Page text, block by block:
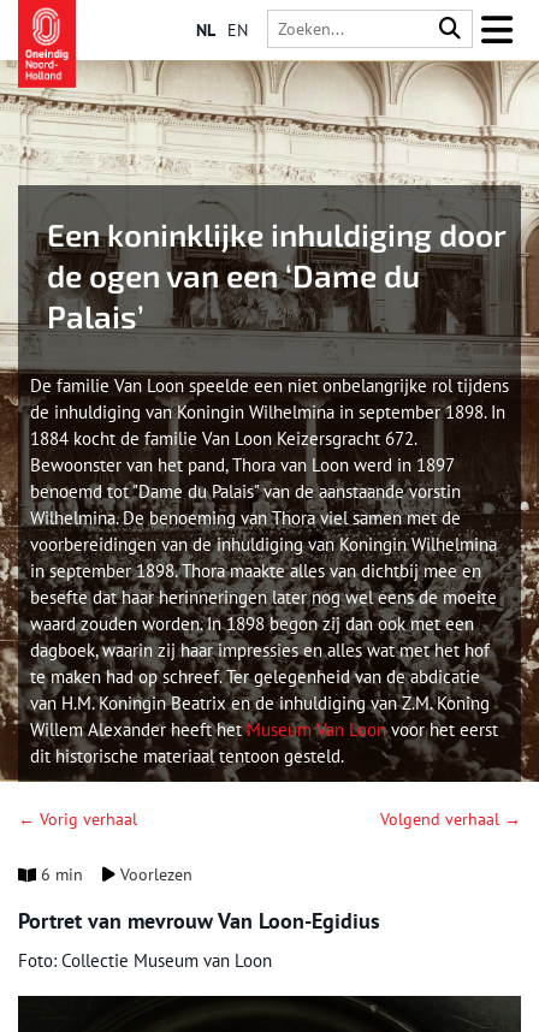
NL EN
Een koninklijke inhuldiging door
de ogen van een ‘Dame du
Palais’
De familie Van Loon speelde een niet onbelangrijke rol tijdens
de inhuldiging van Koningin Wilhelmina in september 1898. In
1884 kocht de familie Van Loon Keizersgracht 672.
Bewoonster van het pand, Thora van Loon werd in 1897
benoemd tot "Dame du Palais" van de aanstaande vorstin
Wilhelmina. De benoeming van Thora viel samen met de
voorbereidingen van de inhuldiging van Koningin Wilhelmina
in september 1898. Thora maakte alles van dichtbij mee en
besefte dat haar herinneringen later nog wel eens de moeite
waard zouden worden. In 1898 begon zij dan ook met een
dagboek, waarin zij haar impressies en alles wat met het hof
te maken had op schreef. Ter gelegenheid van de abdicatie
van H.M. Koningin Beatrix en de inhuldiging van Z.M. Koning
Willem Alexander heeft hetMuseum Van Loonvoor het eerst
dit historische materiaal tentoon gesteld.
← Vorig verhaal Volgend verhaal →
6 min Voorlezen
Portret van mevrouw Van Loon-Egidius
Foto: Collectie Museum van Loon